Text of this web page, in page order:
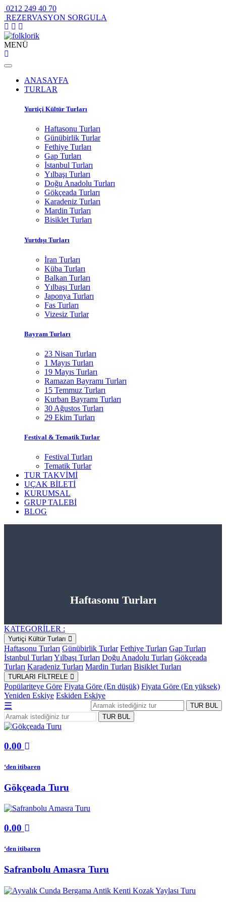
0212 249 40 70
REZERVASYON SORGULA
MENÜ
ANASAYFA
TURLAR
Yurtiçi Kültür Turları
Haftasonu Turları
Günübirlik Turlar
Fethiye Turları
Gap Turları
İstanbul Turları
Yılbaşı Turları
Doğu Anadolu Turları
Gökçeada Turları
Karadeniz Turları
Mardin Turları
Bisiklet Turları
Yurtdışı Turları
İran Turları
Küba Turları
Balkan Turları
Yılbaşı Turları
Japonya Turları
Fas Turları
Vizesiz Turlar
Bayram Turları
23 Nisan Turları
1 Mayıs Turları
19 Mayıs Turları
Ramazan Bayramı Turları
15 Temmuz Turları
Kurban Bayramı Turları
30 Ağustos Turları
29 Ekim Turları
Festival & Tematik Turlar
Festival Turları
Tematik Turlar
TUR TAKVİMİ
UÇAK BİLETİ
KURUMSAL
GRUP TALEBİ
BLOG
Haftasonu Turları
KATEGORİLER :
Yurtiçi Kültür Turları
Haftasonu Turları Günübirlik Turlar Fethiye Turları Gap Turları
İstanbul Turları Yılbaşı Turları Doğu Anadolu Turları Gökçeada
Turları Karadeniz Turları Mardin Turları Bisiklet Turları
TURLARI FİLTRELE
Popülariteye Göre Fiyata Göre (En düşük) Fiyata Göre (En yüksek)
Yeniden Eskiye Eskiden Eskiye
TUR BUL
☰
TUR BUL
0.00
‘den itibaren
Gökçeada Turu
0.00
‘den itibaren
Safranbolu Amasra Turu